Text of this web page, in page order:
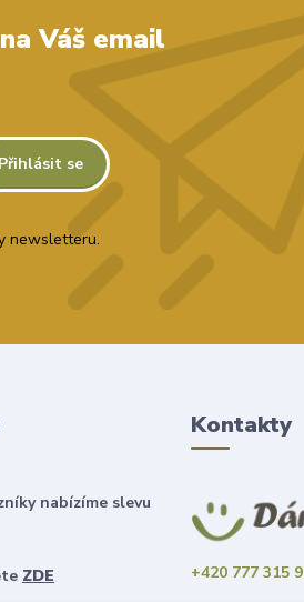
Váš email
Přihlásit se
newsletteru.
nabízíme slevu
ZDE
Kontakty
+420 777 315